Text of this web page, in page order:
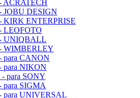
ACRATECH
JOBU DESIGN
KIRK ENTERPRISE
LEOFOTO
- UNIQBALL
- WIMBERLEY
para CANON
para NIKON
- para SONY
para SIGMA
para UNIVERSAL